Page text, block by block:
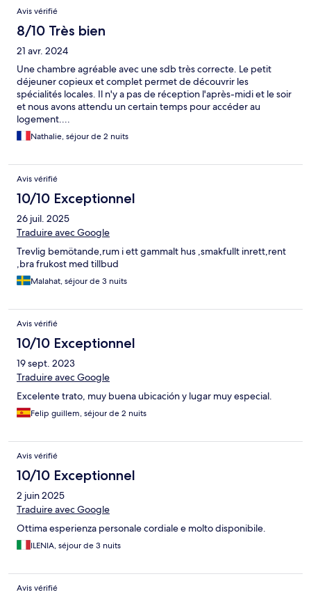
Avis vérifié
8/10 Très bien
21 avr. 2024
Une chambre agréable avec une sdb très correcte. Le petit
déjeuner copieux et complet permet de découvrir les
spécialités locales. Il n'y a pas de réception l'après-midi et le soir
et nous avons attendu un certain temps pour accéder au
logement....
Nathalie, séjour de 2 nuits
Avis vérifié
10/10 Exceptionnel
26 juil. 2025
Traduire avec Google
Trevlig bemötande,rum i ett gammalt hus ,smakfullt inrett,rent
,bra frukost med tillbud
Malahat, séjour de 3 nuits
Avis vérifié
10/10 Exceptionnel
19 sept. 2023
Traduire avec Google
Excelente trato, muy buena ubicación y lugar muy especial.
Felip guillem, séjour de 2 nuits
Avis vérifié
10/10 Exceptionnel
2 juin 2025
Traduire avec Google
Ottima esperienza personale cordiale e molto disponibile.
ILENIA, séjour de 3 nuits
Avis vérifié